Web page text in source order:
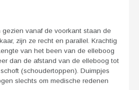
gezien vanaf de voorkant staan de
zijn ze recht en parallel. Krachtig
van het been van de elleboog
dan de afstand van de elleboog tot
(schoudertoppen). Duimpjes
slechts om medische redenen